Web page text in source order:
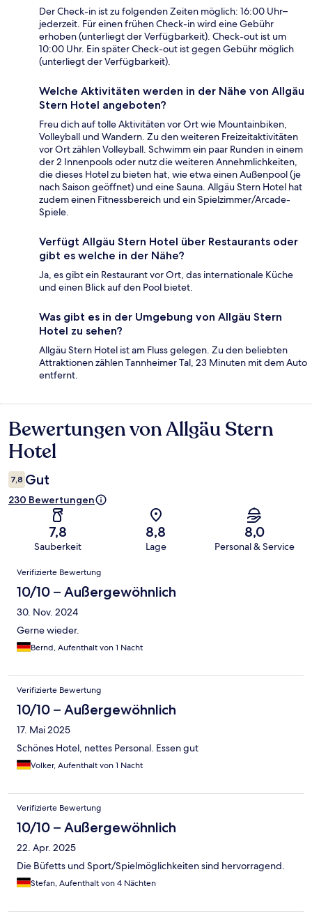
Der Check-in ist zu folgenden Zeiten möglich: 16:00 Uhr–
jederzeit. Für einen frühen Check-in wird eine Gebühr
erhoben (unterliegt der Verfügbarkeit). Check-out ist um
10:00 Uhr. Ein später Check-out ist gegen Gebühr möglich
(unterliegt der Verfügbarkeit).
Welche Aktivitäten werden in der Nähe von Allgäu
Stern Hotel angeboten?
Freu dich auf tolle Aktivitäten vor Ort wie Mountainbiken,
Volleyball und Wandern. Zu den weiteren Freizeitaktivitäten
vor Ort zählen Volleyball. Schwimm ein paar Runden in einem
der 2 Innenpools oder nutz die weiteren Annehmlichkeiten,
die dieses Hotel zu bieten hat, wie etwa einen Außenpool (je
nach Saison geöffnet) und eine Sauna. Allgäu Stern Hotel hat
zudem einen Fitnessbereich und ein Spielzimmer/Arcade-
Spiele.
Verfügt Allgäu Stern Hotel über Restaurants oder
gibt es welche in der Nähe?
Ja, es gibt ein Restaurant vor Ort, das internationale Küche
und einen Blick auf den Pool bietet.
Was gibt es in der Umgebung von Allgäu Stern
Hotel zu sehen?
Allgäu Stern Hotel ist am Fluss gelegen. Zu den beliebten
Attraktionen zählen Tannheimer Tal, 23 Minuten mit dem Auto
entfernt.
Bewertungen
Bewertungen von Allgäu Stern
Hotel
7,8 Gut
230 Bewertungen
7,8
Sauberkeit
8,8
Lage
8,0
Personal & Service
Bewertungen
Verifizierte Bewertung
10/10 – Außergewöhnlich
30. Nov. 2024
Gerne wieder.
Bernd, Aufenthalt von 1 Nacht
Verifizierte Bewertung
10/10 – Außergewöhnlich
17. Mai 2025
Schönes Hotel, nettes Personal. Essen gut
Volker, Aufenthalt von 1 Nacht
Verifizierte Bewertung
10/10 – Außergewöhnlich
22. Apr. 2025
Die Büfetts und Sport/Spielmöglichkeiten sind hervorragend.
Stefan, Aufenthalt von 4 Nächten